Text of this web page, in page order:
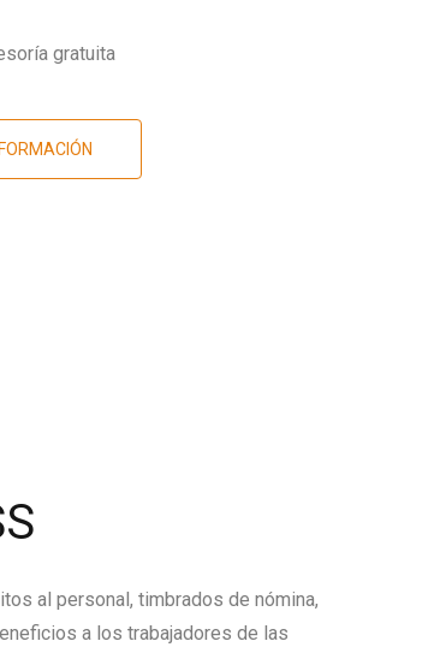
gratuita
al personal, timbrados de nómina,
a los trabajadores de las